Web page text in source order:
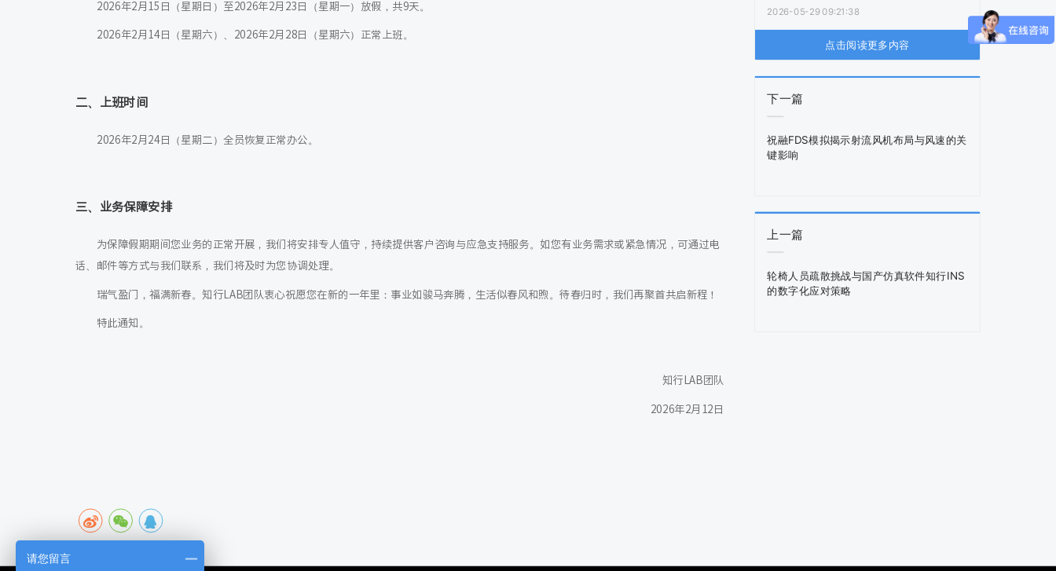
2026年2月15日（星期日）至2026年2月23日（星期一）放假，共9天。
2026年2月14日（星期六）、2026年2月28日（星期六）正常上班。
二、上班时间
2026年2月24日（星期二）全员恢复正常办公。
三、业务保障安排
为保障假期期间您业务的正常开展，我们将安排专人值守，持续提供客户咨询与应急支持服务。如您有业务需求或紧急情况，可通过电
话、邮件等方式与我们联系，我们将及时为您协调处理。
瑞气盈门，福满新春。知行LAB团队衷心祝愿您在新的一年里：事业如骏马奔腾，生活似春风和煦。待春归时，我们再聚首共启新程！
特此通知。
知行LAB团队
2026年2月12日
2026-05-29 09:21:38
点击阅读更多内容
下一篇
祝融FDS模拟揭示射流风机布局与风速的关
键影响
上一篇
轮椅人员疏散挑战与国产仿真软件知行INS
的数字化应对策略
请您留言